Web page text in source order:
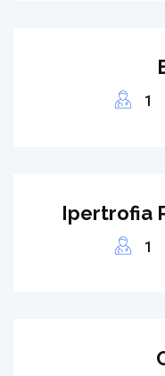
1
Ipertrofia
1